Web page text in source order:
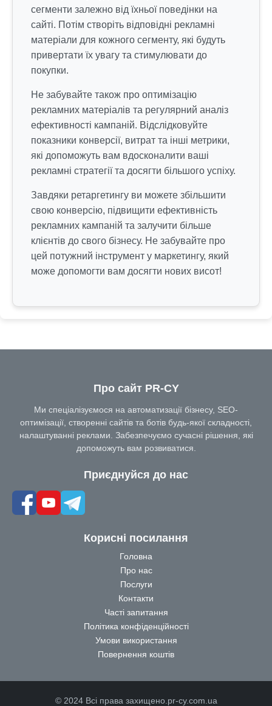
сегменти залежно від їхньої поведінки на
сайті. Потім створіть відповідні рекламні
матеріали для кожного сегменту, які будуть
привертати їх увагу та стимулювати до
покупки.
Не забувайте також про оптимізацію
рекламних матеріалів та регулярний аналіз
ефективності кампаній. Відслідковуйте
показники конверсії, витрат та інші метрики,
які допоможуть вам вдосконалити ваші
рекламні стратегії та досягти більшого успіху.
Завдяки ретаргетингу ви можете збільшити
свою конверсію, підвищити ефективність
рекламних кампаній та залучити більше
клієнтів до свого бізнесу. Не забувайте про
цей потужний інструмент у маркетингу, який
може допомогти вам досягти нових висот!
Про сайт PR-CY
Ми спеціалізуємося на автоматизації бізнесу, SEO-
оптимізації, створенні сайтів та ботів будь-якої складності,
налаштуванні реклами. Забезпечуємо сучасні рішення, які
допоможуть вам розвиватися.
Приєднуйся до нас
Корисні посилання
Головна
Про нас
Послуги
Контакти
Часті запитання
Політика конфіденційності
Умови використання
Повернення коштів
© 2024 Всі права захищено.pr-cy.com.ua